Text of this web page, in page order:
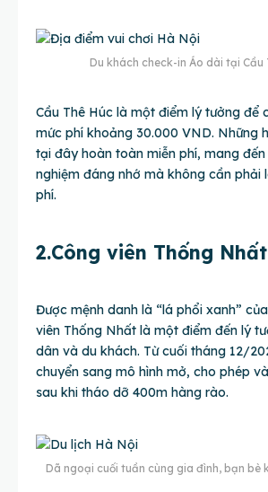
Du khách check-in Áo dài tại Cầu
Cầu Thê Húc là một điểm lý tưởng để
mức phí khoảng 30.000 VND. Những
tại đây hoàn toàn miễn phí, mang
nghiệm đáng nhớ mà không cần phải
phí.
2.Công viên Thống Nhất
Được mệnh danh là “lá phổi xanh”
viên Thống Nhất là một điểm đến lý
dân và du khách. Từ cuối tháng 12/
chuyển sang mô hình mở, cho phép
sau khi tháo dỡ 400m hàng rào.
Dã ngoại cuối tuần cùng gia đình, bạn bè